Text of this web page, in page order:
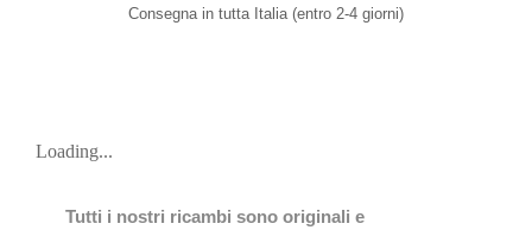
Consegna in tutta Italia (entro 2-4 giorni)
Loading...
Tutti i nostri ricambi sono originali e